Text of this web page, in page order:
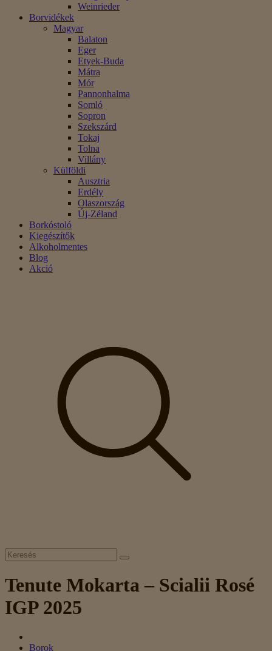
Weinrieder
Borvidékek
Magyar
Balaton
Eger
Etyek-Buda
Mátra
Mór
Pannonhalma
Somló
Sopron
Szekszárd
Tokaj
Tolna
Villány
Külföldi
Ausztria
Erdély
Olaszország
Új-Zéland
Borkóstoló
Kiegészítők
Alkoholmentes
Blog
Akció
Tenute Mokarta – Scialii Rosé
IGP 2025
Borok